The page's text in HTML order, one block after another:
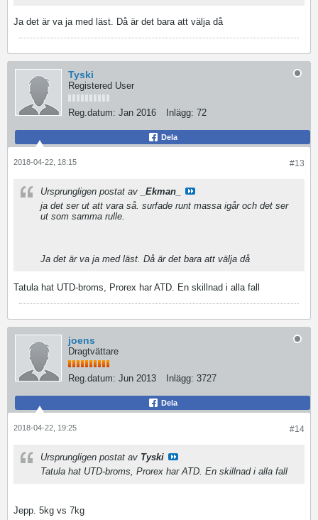
Ja det är va ja med läst. Då är det bara att välja då
Tyski
Registered User
Reg.datum: Jan 2016 Inlägg: 72
Dela
#13
2018-04-22, 18:15
Ursprungligen postat av
_Ekman_
ja det ser ut att vara så. surfade runt massa igår och det ser
ut som samma rulle.
Ja det är va ja med läst. Då är det bara att välja då
Tatula hat UTD-broms, Prorex har ATD. En skillnad i alla fall
joens
Dragtvättare
Reg.datum: Jun 2013 Inlägg: 3727
Dela
#14
2018-04-22, 19:25
Ursprungligen postat av Tyski
Tatula hat UTD-broms, Prorex har ATD. En skillnad i alla fall
Jepp. 5kg vs 7kg